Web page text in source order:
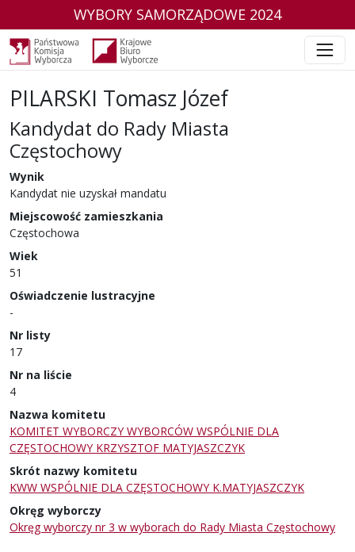
WYBORY SAMORZĄDOWE 2024
PILARSKI Tomasz Józef
Kandydat do Rady Miasta
Częstochowy
w wyborach samorządowych w 2024 r.
Wynik
Kandydat nie uzyskał mandatu
Miejscowość zamieszkania
Częstochowa
Wiek
51
Oświadczenie lustracyjne
-
Nr listy
17
Nr na liście
4
Nazwa komitetu
KOMITET WYBORCZY WYBORCÓW WSPÓLNIE DLA
CZĘSTOCHOWY KRZYSZTOF MATYJASZCZYK
Skrót nazwy komitetu
KWW WSPÓLNIE DLA CZĘSTOCHOWY K.MATYJASZCZYK
Okręg wyborczy
Okręg wyborczy nr 3 w wyborach do Rady Miasta Częstochowy